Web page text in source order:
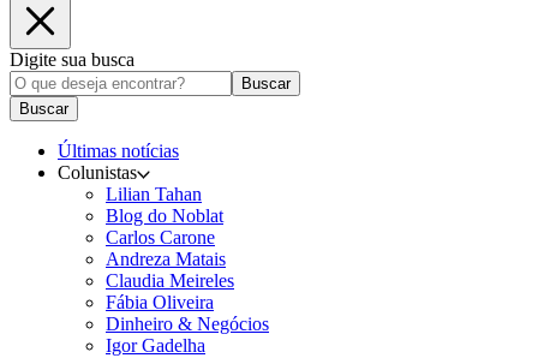
Digite sua busca
Buscar
Buscar
Últimas notícias
Colunistas
Lilian Tahan
Blog do Noblat
Carlos Carone
Andreza Matais
Claudia Meireles
Fábia Oliveira
Dinheiro & Negócios
Igor Gadelha